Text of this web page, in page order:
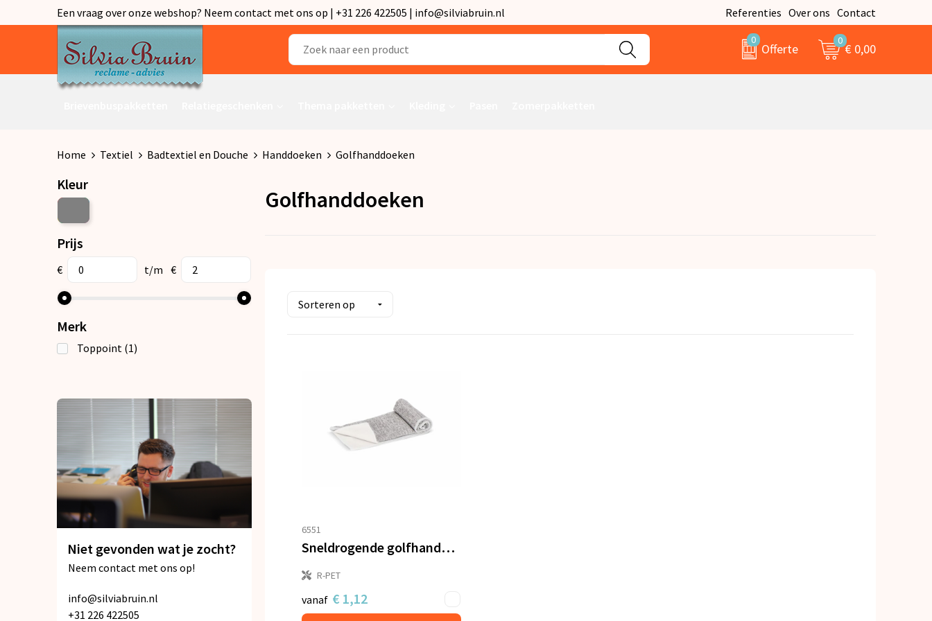
Een vraag over onze webshop? Neem contact met ons op | +31 226 422505 | info@silviabruin.nl Referenties Over ons Contact
0
Offerte
0
€ 0,00
Home Textiel Badtextiel en Douche Handdoeken Golfhanddoeken
Kleur
Prijs
€ t/m €
Merk
Toppoint (1)
Niet gevonden wat je zocht?
Neem contact met ons op!
info@silviabruin.nl
+31 226 422505
Golfhanddoeken
6551
Sneldrogende golfhanddoek met haak R-PET 30 x 30 cm sublimatie
R-PET
vanaf € 1,12